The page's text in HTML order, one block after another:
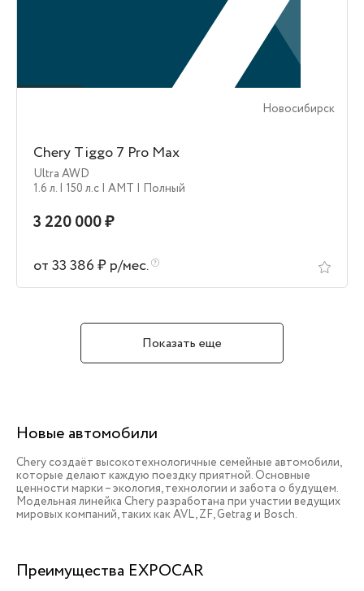
Новосибирск
Chery Tiggo 7 Pro Max
Ultra AWD
1.6 л. | 150 л.c | AMT | Полный
3 220 000 ₽
от 33 386 ₽ р/мес.
Показать еще
Новые автомобили
Chery создаёт высокотехнологичные семейные автомобили,
которые делают каждую поездку приятной. Основные
ценности марки – экология, технологии и забота о будущем.
Модельная линейка Chery разработана при участии ведущих
мировых компаний, таких как AVL, ZF, Getrag и Bosch.
Преимущества EXPOCAR